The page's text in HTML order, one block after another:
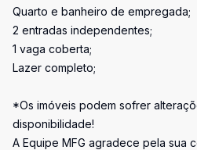
Quarto e banheiro de empregada;
2 entradas independentes;
1 vaga coberta;
Lazer completo;
*Os imóveis podem sofrer
disponibilidade!
A Equipe MFG agradece pela sua